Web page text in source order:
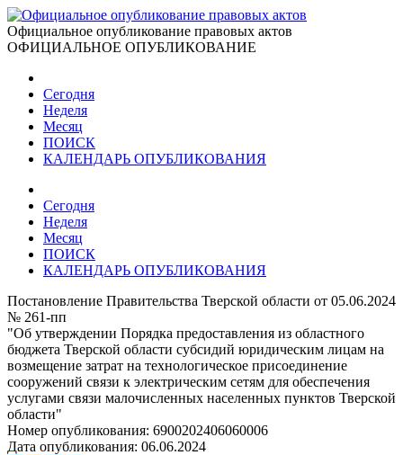
Официальное опубликование правовых актов
ОФИЦИАЛЬНОЕ ОПУБЛИКОВАНИЕ
Сегодня
Неделя
Месяц
ПОИСК
КАЛЕНДАРЬ ОПУБЛИКОВАНИЯ
Сегодня
Неделя
Месяц
ПОИСК
КАЛЕНДАРЬ ОПУБЛИКОВАНИЯ
Постановление Правительства Тверской области от 05.06.2024
№ 261-пп
"Об утверждении Порядка предоставления из областного
бюджета Тверской области субсидий юридическим лицам на
возмещение затрат на технологическое присоединение
сооружений связи к электрическим сетям для обеспечения
услугами связи малочисленных населенных пунктов Тверской
области"
Номер опубликования: 6900202406060006
Дата опубликования: 06.06.2024